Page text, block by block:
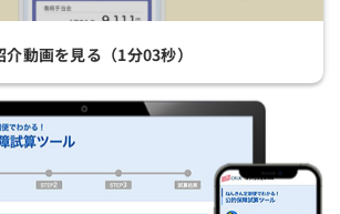
介動画を見る（1分03秒）